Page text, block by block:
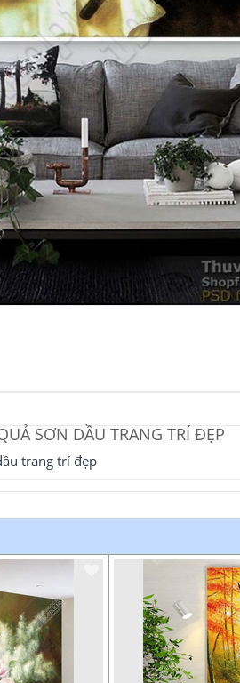
SƠN DẦU TRANG TRÍ ĐẸP
trang trí đẹp